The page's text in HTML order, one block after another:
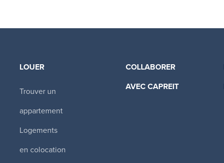
LOUER
Trouver un
appartement
Logements
en colocation
COLLABORER
AVEC CAPREIT​